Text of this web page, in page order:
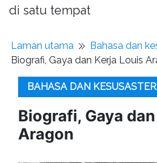
di satu tempat
Laman utama
Bahasa dan
Biografi, Gaya dan Kerja Louis
BAHASA DAN
Biografi, Gaya
Aragon